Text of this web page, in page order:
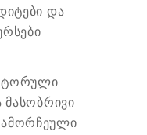
და
მასობრივი